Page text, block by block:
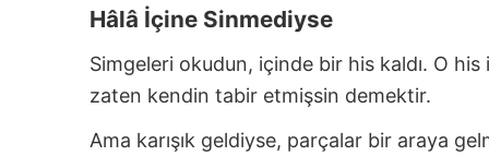
Hâlâ İçine Sinmediyse
Simgeleri okudun, içinde bir his kaldı. O
zaten kendin tabir etmişsin demektir.
Ama karışık geldiyse, parçalar bir araya